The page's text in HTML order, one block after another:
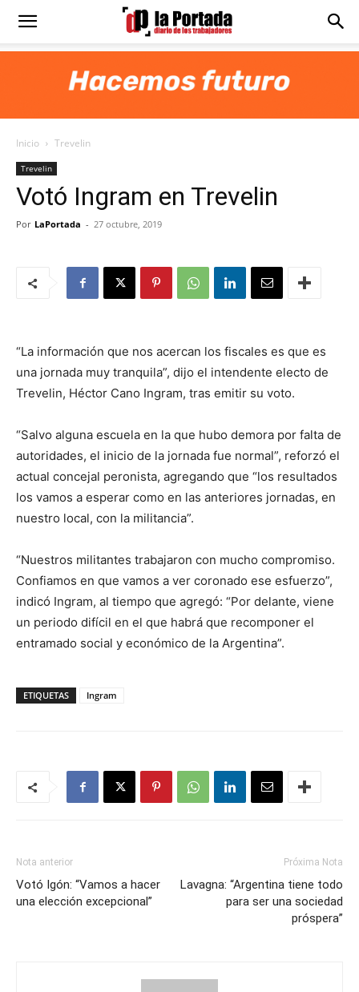
Diario
Portada
Inicio Trevelin
Trevelin
Votó Ingram en Trevelin
Por LaPortada - 27 octubre, 2019
“La información que nos acercan los fiscales es que es
una jornada muy tranquila”, dijo el intendente electo de
Trevelin, Héctor Cano Ingram, tras emitir su voto.
“Salvo alguna escuela en la que hubo demora por falta de
autoridades, el inicio de la jornada fue normal”, reforzó el
actual concejal peronista, agregando que “los resultados
los vamos a esperar como en las anteriores jornadas, en
nuestro local, con la militancia”.
“Nuestros militantes trabajaron con mucho compromiso.
Confiamos en que vamos a ver coronado ese esfuerzo”,
indicó Ingram, al tiempo que agregó: “Por delante, viene
un periodo difícil en el que habrá que recomponer el
entramado social y económico de la Argentina”.
ETIQUETAS Ingram
Nota anterior
Votó Igón: “Vamos a hacer
una elección excepcional”
Próxima Nota
Lavagna: “Argentina tiene todo
para ser una sociedad
próspera”